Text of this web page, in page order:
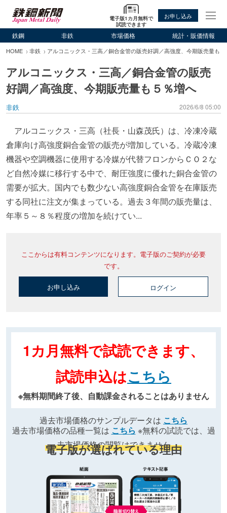
電子版1カ月無料で
試読できます
お申し込み
鉄鋼 非鉄 市場価格 統計・販価情報
HOME 非鉄 アルコニックス・三高／銅合金管の販売好調／高強度、今期販売量も
アルコニックス・三高／銅合金管の販売
好調／高強度、今期販売量も５％増へ
非鉄 2026/6/8 05:00
アルコニックス・三高（社長・山森茂氏）は、冷凍冷蔵
倉庫向け高強度銅合金管の販売が増加している。冷蔵冷凍
機器や空調機器に使用する冷媒が代替フロンからＣＯ２な
ど自然冷媒に移行する中で、耐圧強度に優れた銅合金管の
需要が拡大。国内でも数少ない高強度銅合金管を在庫販売
する同社に注文が集まっている。過去３年間の販売量は、
年率５～８％程度の増加を続けてい...
ここからは有料コンテンツになります。電子版のご契約が必要
です。
お申し込み ログイン
1カ月無料で試読できます、
試読申込はこちら
※無料期間終了後、自動課金されることはありません
過去市場価格のサンプルデータは こちら
過去市場価格の品種一覧は こちら ※無料の試読では、過
去市場価格の閲覧はできません
電子版が選ばれている理由